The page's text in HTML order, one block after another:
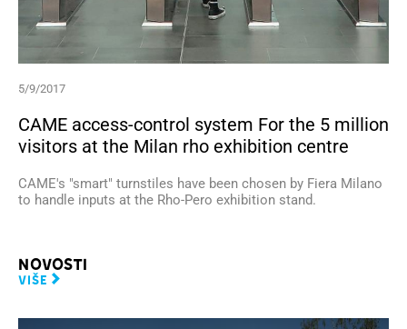
5/9/2017
CAME access-control system For the 5 million
visitors at the Milan rho exhibition centre
CAME's "smart" turnstiles have been chosen by Fiera Milano
to handle inputs at the Rho-Pero exhibition stand.
Novosti
VIŠE